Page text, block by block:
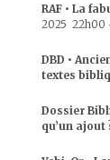
RAF • La
2025 22h00
DBD •
textes
Dossier
qu’un ajout